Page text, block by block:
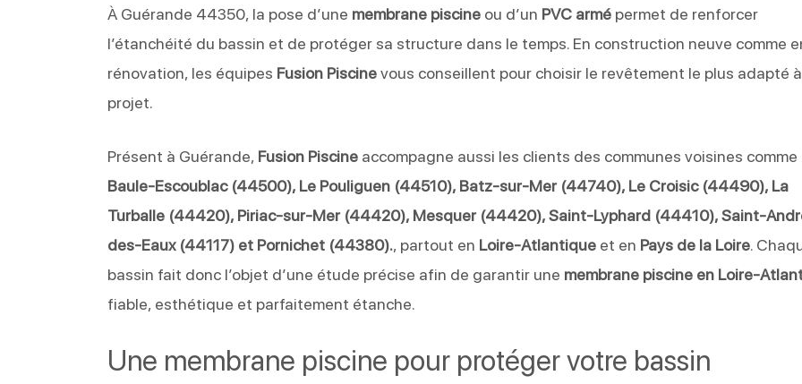
À Guérande 44350, la pose d’une membrane piscine ou d’un PVC armé permet de renforcer
l’étanchéité du bassin et de protéger sa structure dans le temps. En construction neuve comme
rénovation, les équipes Fusion Piscinevous conseillent pour choisir le revêtement le plus adapté
projet.
Présent à Guérande, Fusion Piscine accompagne aussi les clients des communes voisines comme
Baule-Escoublac (44500), Le Pouliguen (44510), Batz-sur-Mer (44740), Le Croisic (44490), La
Turballe (44420), Piriac-sur-Mer (44420), Mesquer (44420), Saint-Lyphard (44410), Saint-
des-Eaux (44117) et Pornichet (44380)., partout en Loire-Atlantique et en Pays de la Loire.
bassin fait donc l’objet d’une étude précise afin de garantir une membrane piscine en Loire-
fiable, esthétique et parfaitement étanche.
Une membrane piscine pour protéger votre bassin